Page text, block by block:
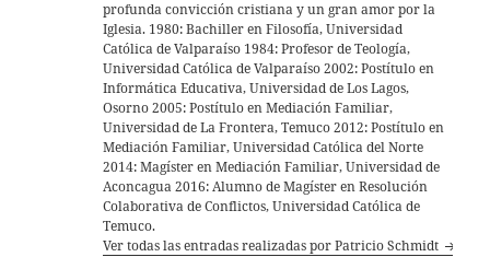
profunda convicción cristiana y un gran amor por la
Iglesia. 1980: Bachiller en Filosofía, Universidad
Católica de Valparaíso 1984: Profesor de Teología,
Universidad Católica de Valparaíso 2002: Postítulo en
Informática Educativa, Universidad de Los Lagos,
Osorno 2005: Postítulo en Mediación Familiar,
Universidad de La Frontera, Temuco 2012: Postítulo en
Mediación Familiar, Universidad Católica del Norte
2014: Magíster en Mediación Familiar, Universidad de
Aconcagua 2016: Alumno de Magíster en Resolución
Colaborativa de Conflictos, Universidad Católica de
Temuco.
Ver todas las entradas realizadas por Patricio Schmidt